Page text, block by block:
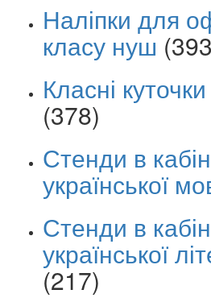
Наліпки для
класу нуш
Класні
(378)
Стенди в
української
Стенди в
української
(217)